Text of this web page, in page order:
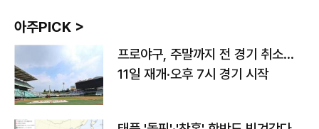
아주PICK >
프로야구, 주말까지 전 경기 취소…
11일 재개·오후 7시 경기 시작